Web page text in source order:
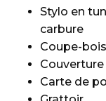
Stylo en
carbure
Coupe-
Couverture
Carte de